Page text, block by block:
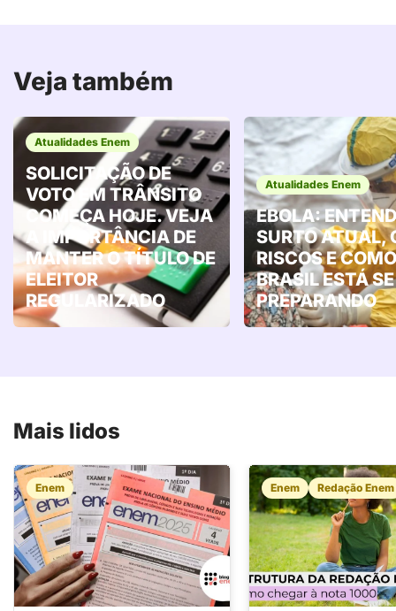
Veja também
Atualidades Enem
SOLICITAÇÃO DE
VOTO EM TRÂNSITO
COMEÇA HOJE. VEJA
A IMPORTÂNCIA DE
MANTER O TÍTULO DE
ELEITOR
REGULARIZADO
Atualidades Enem
EBOLA:
SURTO ATUAL,
RISCOS E
BRASIL ESTÁ SE
PREPARANDO
Mais lidos
Enem Enem Redação Enem